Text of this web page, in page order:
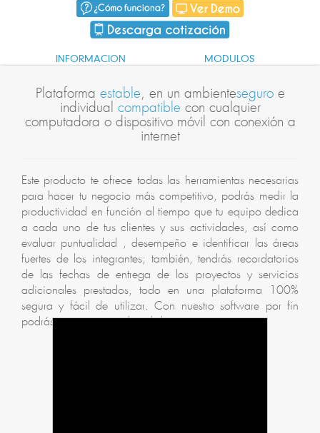
INFORMACION MODULOS
Plataforma estable, en un ambienteseguroe
individual compatible con cualquier
computadora o dispositivo móvil con conexión a
internet
Este producto te ofrece todas las herramientas necesarias
para hacer tu negocio más competitivo, podrás medir la
productividad en función al tiempo que tu equipo dedica
a cada uno de tus clientes y sus actividades, así como
evaluar puntualidad , desempeño e identificar las áreas
fuertes de los integrantes; también, tendrás recordatorios
de las fechas de entrega de los proyectos y servicios
adicionales prestados, todo en una plataforma 100%
segura y fácil de utilizar. Con nuestro software por fin
podrás tener un control total de tu empresa.